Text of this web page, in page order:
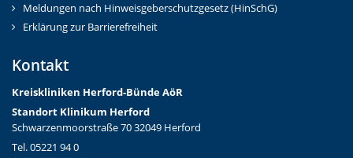
Meldungen nach Hinweisgeberschutzgesetz (HinSchG)
Erklärung zur Barrierefreiheit
Kontakt
Kreiskliniken Herford-Bünde AöR
Standort Klinikum Herford
Schwarzenmoorstraße 70 32049 Herford
Tel. 05221 94 0